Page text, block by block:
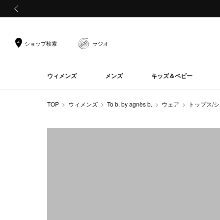
ショップ検索 ラジオ
ウィメンズ メンズ キッズ＆ベビー
TOP ウィメンズ To b. by agnès b. ウェア トップス/